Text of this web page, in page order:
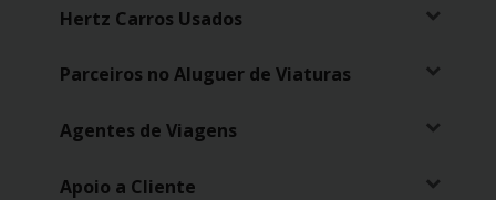
Hertz Carros Usados
Parceiros no Aluguer de Viaturas
Agentes de Viagens
Apoio a Cliente